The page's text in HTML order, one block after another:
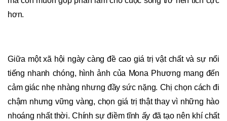
hơn.
Giữa một xã hội ngày càng đề cao giá trị vật chất và sự nổi
tiếng nhanh chóng, hình ảnh của Mona Phương mang đến
cảm giác nhẹ nhàng nhưng đầy sức nặng. Chị chọn cách đi
chậm nhưng vững vàng, chọn giá trị thật thay vì những hào
nhoáng nhất thời. Chính sự điềm tĩnh ấy đã tạo nên khí chất